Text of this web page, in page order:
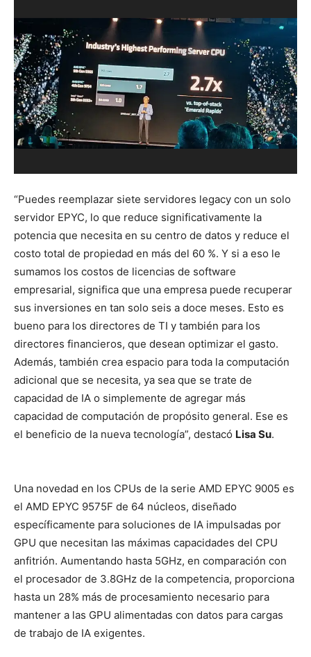
“Puedes reemplazar siete servidores legacy con un solo
servidor EPYC, lo que reduce significativamente la
potencia que necesita en su centro de datos y reduce el
costo total de propiedad en más del 60 %. Y si a eso le
sumamos los costos de licencias de software
empresarial, significa que una empresa puede recuperar
sus inversiones en tan solo seis a doce meses. Esto es
bueno para los directores de TI y también para los
directores financieros, que desean optimizar el gasto.
Además, también crea espacio para toda la computación
adicional que se necesita, ya sea que se trate de
capacidad de IA o simplemente de agregar más
capacidad de computación de propósito general. Ese es
el beneficio de la nueva tecnología”, destacó Lisa Su.
Una novedad en los CPUs de la serie AMD EPYC 9005 es
el AMD EPYC 9575F de 64 núcleos, diseñado
específicamente para soluciones de IA impulsadas por
GPU que necesitan las máximas capacidades del CPU
anfitrión. Aumentando hasta 5GHz, en comparación con
el procesador de 3.8GHz de la competencia, proporciona
hasta un 28% más de procesamiento necesario para
mantener a las GPU alimentadas con datos para cargas
de trabajo de IA exigentes.